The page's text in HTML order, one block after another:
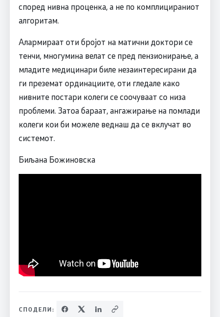
според нивна проценка, а не по комплицираниот
алгоритам.
Aлармираат оти бројот на матични доктори се
тенчи, многумина велат се пред пензионирање, а
младите медицинари биле незаинтересирани да
ги преземат ординациите, оти гледале како
нивните постари колеги се соочуваат со низа
проблеми. Затоа бараат, ангажирање на помлади
колеги кои би можеле веднаш да се вклучат во
системот.
Биљана Божиновска
СПОДЕЛИ: